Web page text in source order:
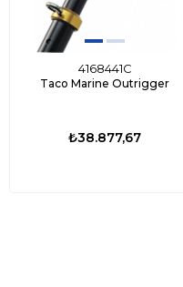
4168441C
Taco Marine Outrigger
₺38.877,67